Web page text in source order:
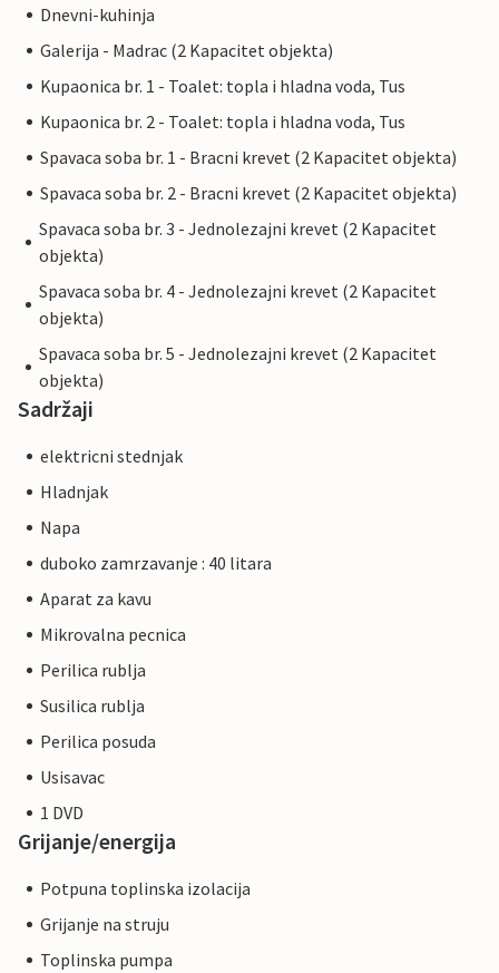
Dnevni-kuhinja
Galerija - Madrac (2 Kapacitet objekta)
Kupaonica br. 1 - Toalet: topla i hladna voda, Tus
Kupaonica br. 2 - Toalet: topla i hladna voda, Tus
Spavaca soba br. 1 - Bracni krevet (2 Kapacitet objekta)
Spavaca soba br. 2 - Bracni krevet (2 Kapacitet objekta)
Spavaca soba br. 3 - Jednolezajni krevet (2 Kapacitet
objekta)
Spavaca soba br. 4 - Jednolezajni krevet (2 Kapacitet
objekta)
Spavaca soba br. 5 - Jednolezajni krevet (2 Kapacitet
objekta)
Sadržaji
elektricni stednjak
Hladnjak
Napa
duboko zamrzavanje : 40 litara
Aparat za kavu
Mikrovalna pecnica
Perilica rublja
Susilica rublja
Perilica posuda
Usisavac
1 DVD
Grijanje/energija
Potpuna toplinska izolacija
Grijanje na struju
Toplinska pumpa